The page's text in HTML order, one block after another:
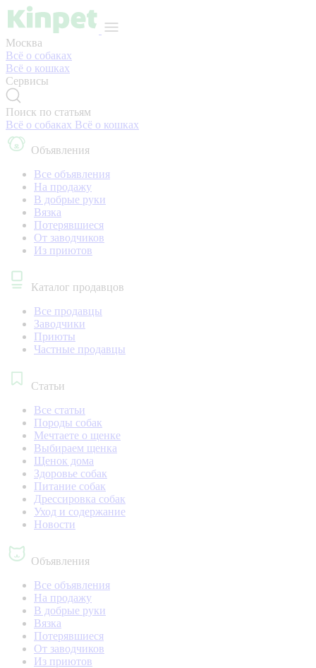
Москва
Всё о собаках
Всё о кошках
Сервисы
Поиск по статьям
Всё о собаках Всё о кошках
Объявления
Все объявления
На продажу
В добрые руки
Вязка
Потерявшиеся
От заводчиков
Из приютов
Каталог продавцов
Все продавцы
Заводчики
Приюты
Частные продавцы
Статьи
Все статьи
Породы собак
Мечтаете о щенке
Выбираем щенка
Щенок дома
Здоровье собак
Питание собак
Дрессировка собак
Уход и содержание
Новости
Объявления
Все объявления
На продажу
В добрые руки
Вязка
Потерявшиеся
От заводчиков
Из приютов